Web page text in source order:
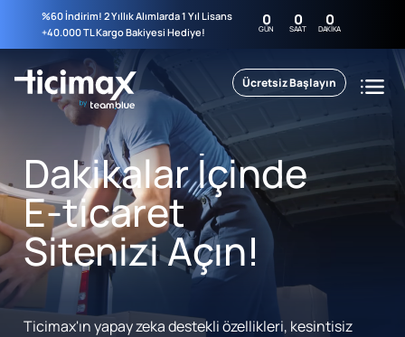
%60 İndirim! 2 Yıllık Alımlarda 1 Yıl Lisans
+40.000 TL Kargo Bakiyesi Hediye!
0
GÜN 0
SAAT 0
DAKIKA
Ücretsiz Başlayın
Dakikalar İçinde
E-ticaret
Sitenizi Açın!
Ticimax'ın yapay zeka destekli özellikleri, kesintisiz